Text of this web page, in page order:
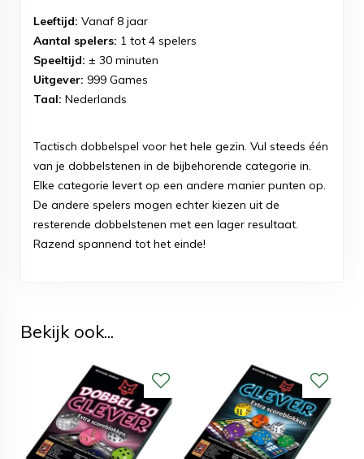
Leeftijd: Vanaf 8 jaar
Aantal spelers: 1 tot 4 spelers
Speeltijd: ± 30 minuten
Uitgever: 999 Games
Taal: Nederlands
Tactisch dobbelspel voor het hele gezin. Vul steeds één
van je dobbelstenen in de bijbehorende categorie in.
Elke categorie levert op een andere manier punten op.
De andere spelers mogen echter kiezen uit de
resterende dobbelstenen met een lager resultaat.
Razend spannend tot het einde!
Bekijk ook...